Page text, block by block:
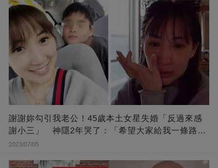
謝謝妳勾引我老公！45歲本土女星失婚「反過來感
謝小三」 神隱2年哭了：「希望大家給我一條路
走...」
2023/07/05